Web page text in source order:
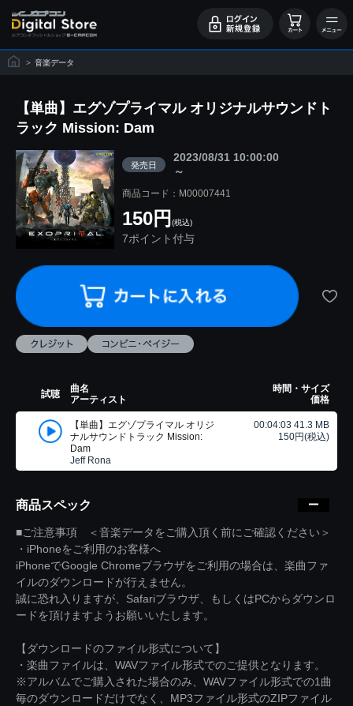
> 音楽データ
【単曲】エグゾプライマル オリジナルサウンドト
ラック Mission: Dam
発売日
2023/08/31 10:00:00
～
商品コード：M00007441
150円 (税込)
7ポイント付与
試聴
曲名
アーティスト
時間・サイズ
価格
【単曲】エグゾプライマル オリジ
ナルサウンドトラック Mission:
Dam
Jeff Rona
00:04:03 41.3 MB
150円(税込)
商品スペック
■ご注意事項 ＜音楽データをご購入頂く前にご確認ください＞
・iPhoneをご利用のお客様へ
iPhoneでGoogle Chromeブラウザをご利用の場合は、楽曲ファ
イルのダウンロードが行えません。
誠に恐れ入りますが、Safariブラウザ、もしくはPCからダウンロ
ードを頂けますようお願いいたします。
【ダウンロードのファイル形式について】
・楽曲ファイルは、WAVファイル形式でのご提供となります。
※アルバムでご購入された場合のみ、WAVファイル形式での1曲
毎のダウンロードだけでなく、MP3ファイル形式のZIPファイル